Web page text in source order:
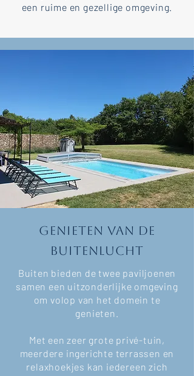
een ruime en gezellige omgeving.
Genieten van de
buitenlucht
Buiten bieden de twee paviljoenen
samen een uitzonderlijke omgeving
om volop van het domein te
genieten.
Met een zeer grote privé-tuin,
meerdere ingerichte terrassen en
relaxhoekjes kan iedereen zich